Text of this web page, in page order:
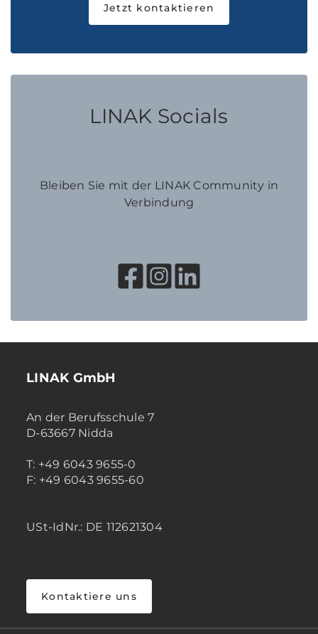
Jetzt kontaktieren
LINAK Socials
Bleiben Sie mit der LINAK Community in
Verbindung
LINAK GmbH
An der Berufsschule 7
D-63667 Nidda
T: +49 6043 9655-0
F: +49 6043 9655-60
USt-IdNr.: DE 112621304
Kontaktiere uns